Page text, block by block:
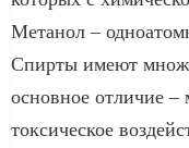
Метанол –
Спирты имеют
основное отличие –
токсическое